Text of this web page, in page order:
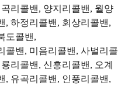
리콜밴, 양지리콜밴, 월양
, 하정리콜밴, 회상리콜밴,
도콜밴,
콜밴, 미음리콜밴, 사벌리콜
리콜밴, 신흥리콜밴, 오계
, 유곡리콜밴, 인풍리콜밴,